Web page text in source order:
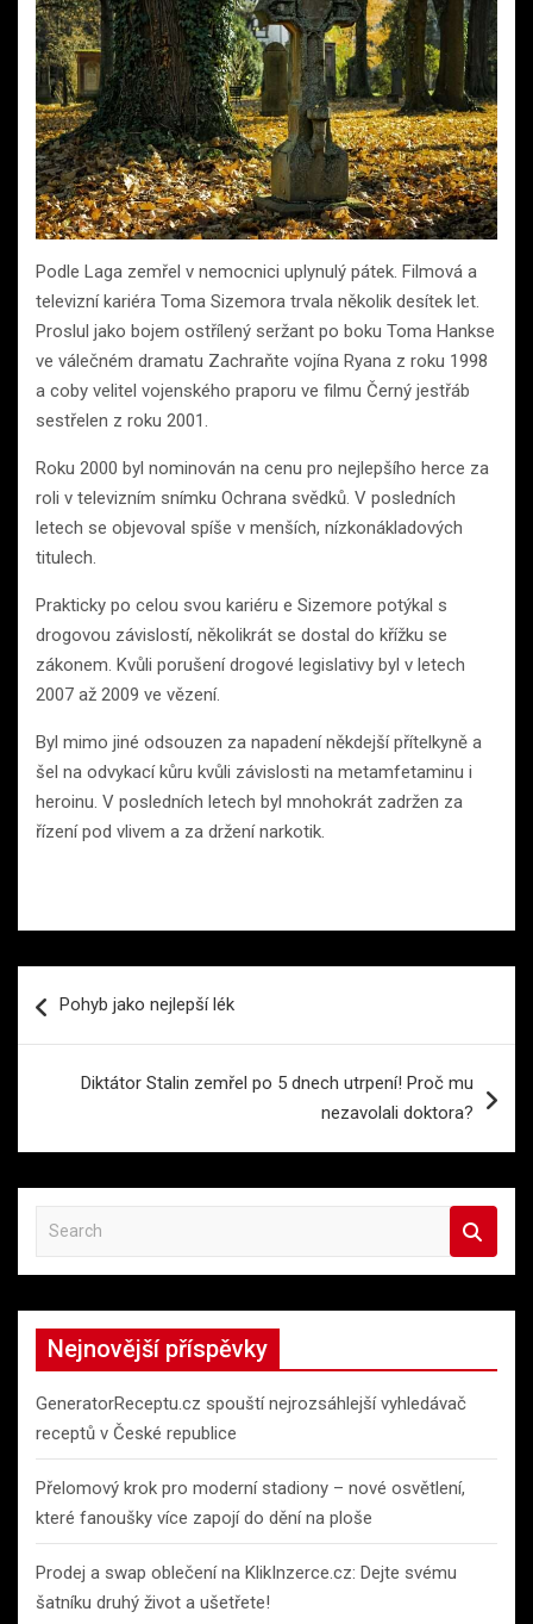
Podle Laga zemřel v nemocnici uplynulý pátek. Filmová a
televizní kariéra Toma Sizemora trvala několik desítek let.
Proslul jako bojem ostřílený seržant po boku Toma Hankse
ve válečném dramatu Zachraňte vojína Ryana z roku 1998
a coby velitel vojenského praporu ve filmu Černý jestřáb
sestřelen z roku 2001.
Roku 2000 byl nominován na cenu pro nejlepšího herce za
roli v televizním snímku Ochrana svědků. V posledních
letech se objevoval spíše v menších, nízkonákladových
titulech.
Prakticky po celou svou kariéru e Sizemore potýkal s
drogovou závislostí, několikrát se dostal do křížku se
zákonem. Kvůli porušení drogové legislativy byl v letech
2007 až 2009 ve vězení.
Byl mimo jiné odsouzen za napadení někdejší přítelkyně a
šel na odvykací kůru kvůli závislosti na metamfetaminu i
heroinu. V posledních letech byl mnohokrát zadržen za
řízení pod vlivem a za držení narkotik.
proPohyb jako nejlepší lék
Diktátor Stalin zemřel po 5 dnech utrpení! Proč mu
nezavolali doktora?
a
r
h
Nejnovější příspěvky
GeneratorReceptu.cz spouští nejrozsáhlejší vyhledávač
receptů v České republice
Přelomový krok pro moderní stadiony – nové osvětlení,
které fanoušky více zapojí do dění na ploše
Prodej a swap oblečení na KlikInzerce.cz: Dejte svému
šatníku druhý život a ušetřete!